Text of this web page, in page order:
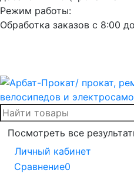
Режим работы:
Обработка заказов с 8:00
Посмотреть все
Личный кабинет
Сравнение0